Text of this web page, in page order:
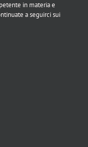
in materia e
a seguirci sui